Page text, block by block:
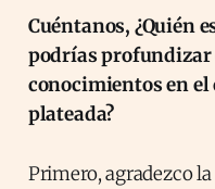
Cuéntanos, ¿Quién
podrías profundizar
conocimientos en el
plateada?
Primero, agradezco